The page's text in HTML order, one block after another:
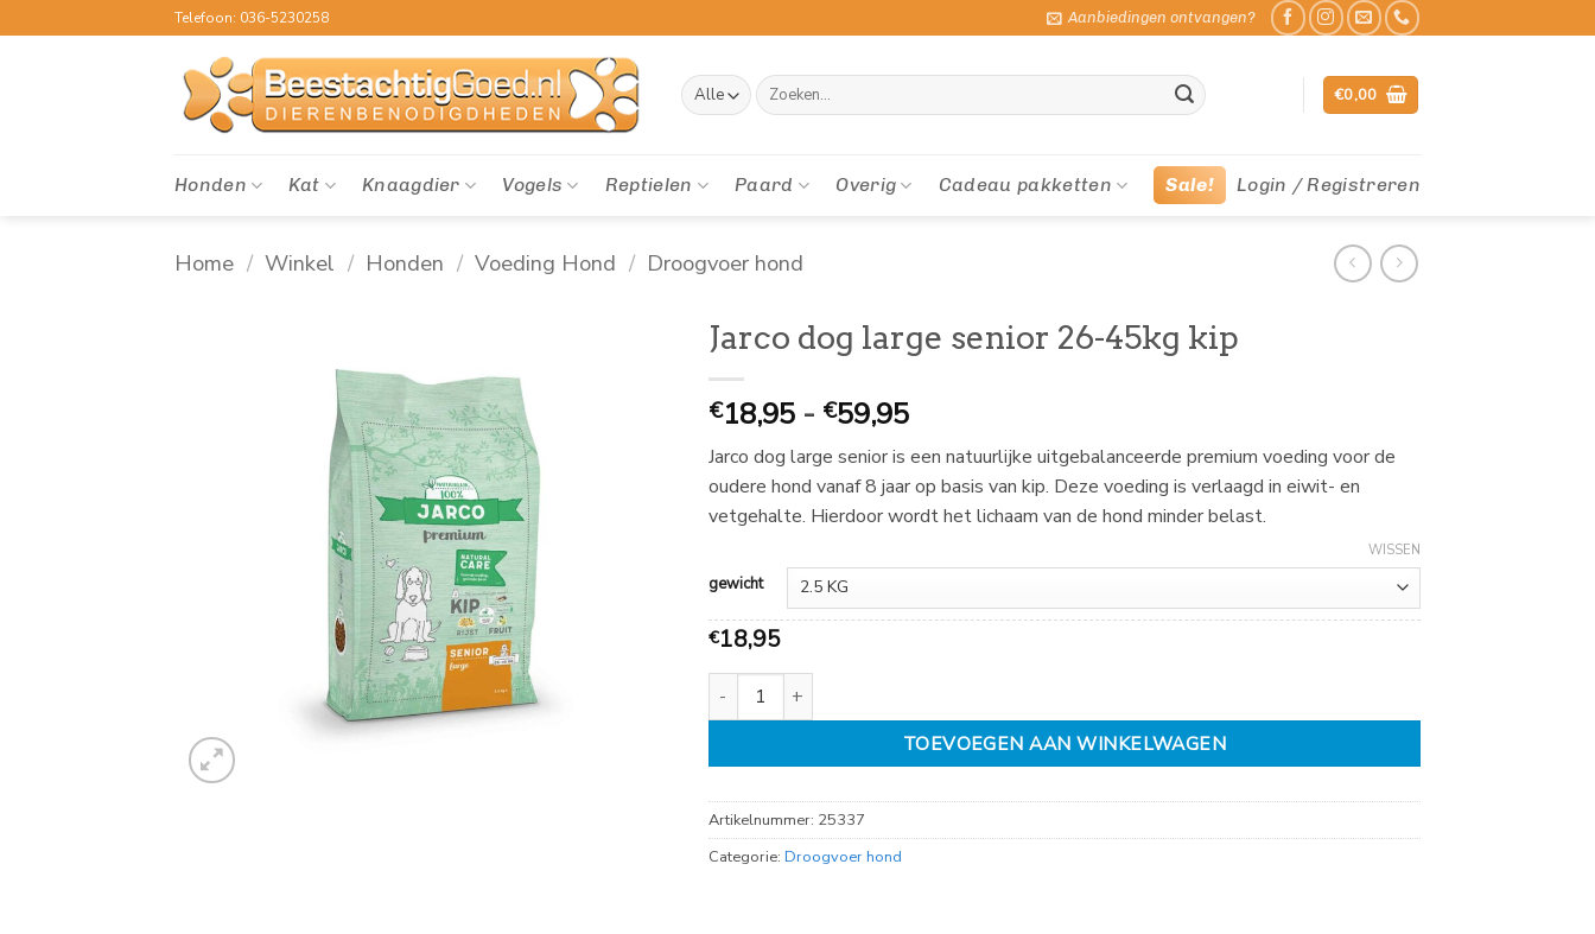
naar
Telefoon: 036-5230258 Aanbiedingen ontvangen?
Zoeken
naar:
€0,00
Honden Kat Knaagdier Vogels Reptielen Paard Overig Cadeau pakketten Sale! Login / Registreren
Home / Winkel / Honden / Voeding Hond / Droogvoer hond
Jarco dog large senior 26-45kg kip
€18,95 - €59,95Prijsklasse:
18,95
tot
€
Jarco dog large senior is een natuurlijke uitgebalanceerde premium voeding voor de
oudere hond vanaf 8 jaar op basis van kip. Deze voeding is verlaagd in eiwit- en
vetgehalte. Hierdoor wordt het lichaam van de hond minder belast.
gewicht
WISSEN
€18,95
Jarco dog large senior 26-45kg kip aantal
TOEVOEGEN AAN WINKELWAGEN
Artikelnummer: 25337
Categorie: Droogvoer hond